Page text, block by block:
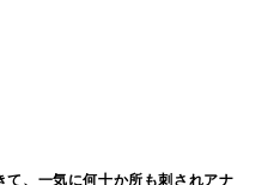
、一気に何十か所も刺されアナ